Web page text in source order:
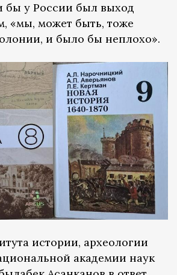
бы у России был выход
«мы, может быть, тоже
и было бы неплохо».
истории, археологии
академии наук